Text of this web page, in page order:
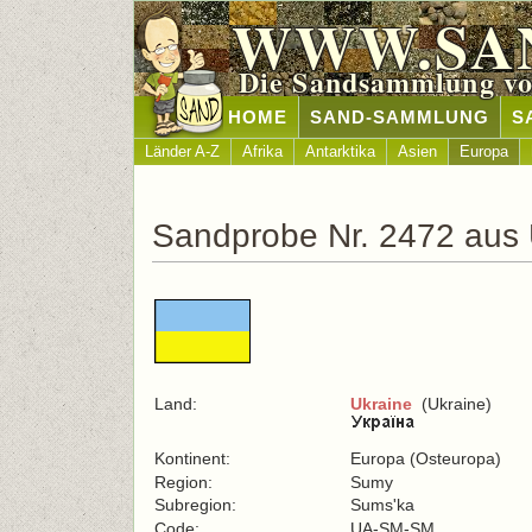
Die Sandsammlung
HOME SAND-SAMMLUNG
Länder A-Z Afrika Antarktika Asien Europa
Sandprobe Nr. 2472 aus
Land: Ukraine (Ukraine)
Kontinent:
Europa (Osteuropa)
Region:
Sumy
Subregion:
Sums'ka